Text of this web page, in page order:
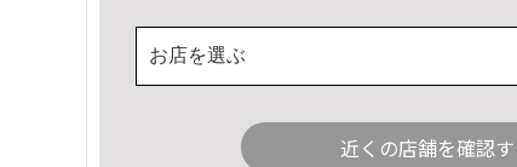
お店を選ぶ
近くの店舗を確認